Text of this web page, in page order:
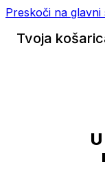
Preskoči na glavni
Tvoja